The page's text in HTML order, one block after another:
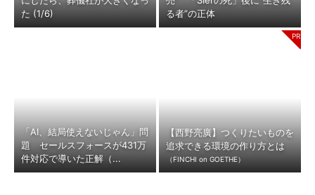
た (1/6)
る者”の正体
「AI、結局使えないじゃん」問
題 セールスフォースが431万
件対応で導いた正解（...
【西野亮廣】つくりたいものを
追求できる環境の作り方とは
（FINCHI on GOETHE）